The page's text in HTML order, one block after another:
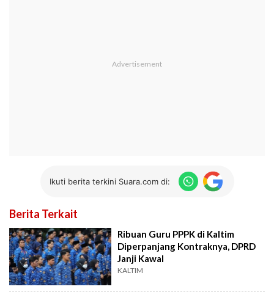
Ikuti berita terkini Suara.com di:
Berita Terkait
Ribuan Guru PPPK di Kaltim
Diperpanjang Kontraknya, DPRD
Janji Kawal
KALTIM